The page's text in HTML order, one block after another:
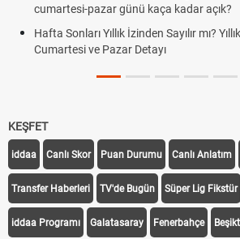
cumartesi-pazar günü kaça kadar açık?
Hafta Sonları Yıllık İzinden Sayılır mı?
Cumartesi ve Pazar Detayı
KEŞFET
iddaa Canlı Skor Puan Durumu Canlı Anlatım
Transfer Haberleri TV'de Bugün Süper Lig Fikstür
iddaa Programı Galatasaray Fenerbahçe